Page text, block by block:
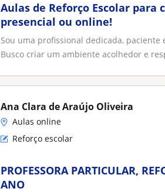
Aulas de Reforço Escolar para
presencial ou online!
Sou uma profissional dedicada,
Busco criar um ambiente acolhedor e
Ana Clara de Araújo Oliveira
Aulas online
Reforço escolar
PROFESSORA PARTICULAR,
ANO